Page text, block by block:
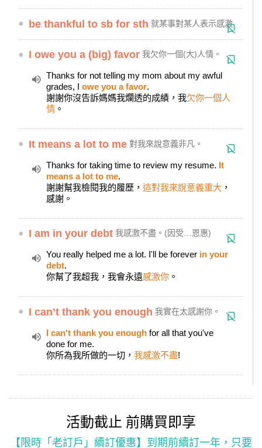
● be thankful to sb for sth 就某事對某人表示感激
● I owe you a (big) favor 我欠你一個(大)人情。
Thanks for not telling my mom about my awful
grades, I owe you a favor.
謝謝你沒告訴媽媽我爛透的成績，我欠你一個人
情 。
● It means a lot to me 對我來說意義非凡。
Thanks for taking time to review my resume. It
means a lot to me.
謝謝幫我檢閱我的履歷， 這對我來說意義重大 ，
感謝。
● I am in your debt 我感激不盡。(因受…恩惠)
You really helped me a lot. I'll be forever in your
debt.
你幫了我超我，我會永遠感激你 。
● I can’t thank you enough 我實在太感謝你。
I can't thank you enough for all that you've
done for me.
你所為我所做的一切， 我感激不盡!
活動截止 前購買即享
【限時「老訂戶」續訂優惠】到期前續訂一年，只要